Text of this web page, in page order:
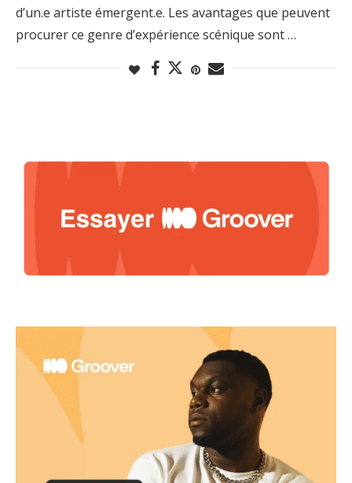
d’un.e artiste émergent.e. Les avantages que peuvent
procurer ce genre d’expérience scénique sont …